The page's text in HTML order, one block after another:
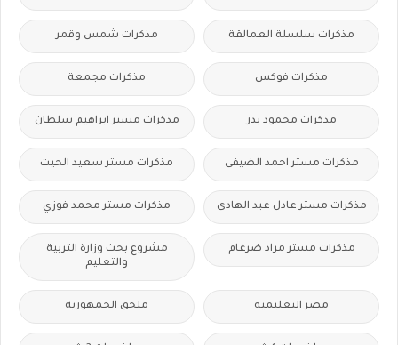
مذكرات سلسلة العمالقة مذكرات شمس وقمر
مذكرات فوكس مذكرات مجمعة
مذكرات محمود بدر مذكرات مستر ابراهيم سلطان
مذكرات مستر احمد الضيفى مذكرات مستر سعيد الحيت
مذكرات مستر عادل عبد الهادى مذكرات مستر محمد فوزي
مذكرات مستر مراد ضرغام
مشروع بحث وزارة التربية
والتعليم
مصر التعليميه ملحق الجمهورية